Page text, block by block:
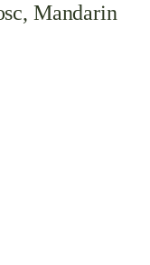
Mandarin